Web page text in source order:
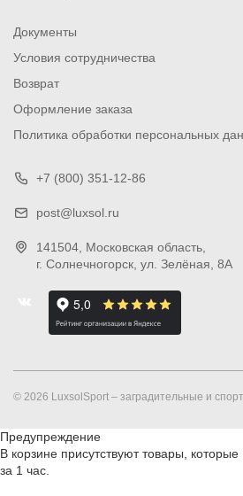
Документы
Условия сотрудничества
Возврат
Оформление заказа
Политика обработки персональных
+7 (800) 351-12-86
post@luxsol.ru
141504 , Московская область,
г. Солнечногорск ул. Зелёная, 8А
© 2026 LuxsolSport – заградительные и
Предупреждение
В корзине присутствуют товары,
за 1 час.